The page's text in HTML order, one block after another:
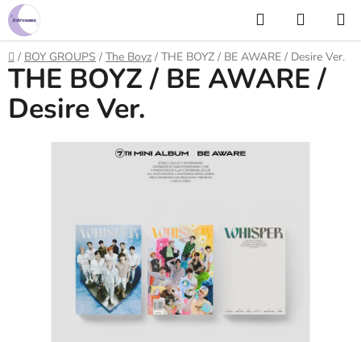
Prejsť
na
obsah
Hľadať
KOŠÍK
Domov
/ BOY GROUPS / The Boyz / THE BOYZ / BE AWARE / Desire Ver.
THE BOYZ / BE AWARE /
Desire Ver.